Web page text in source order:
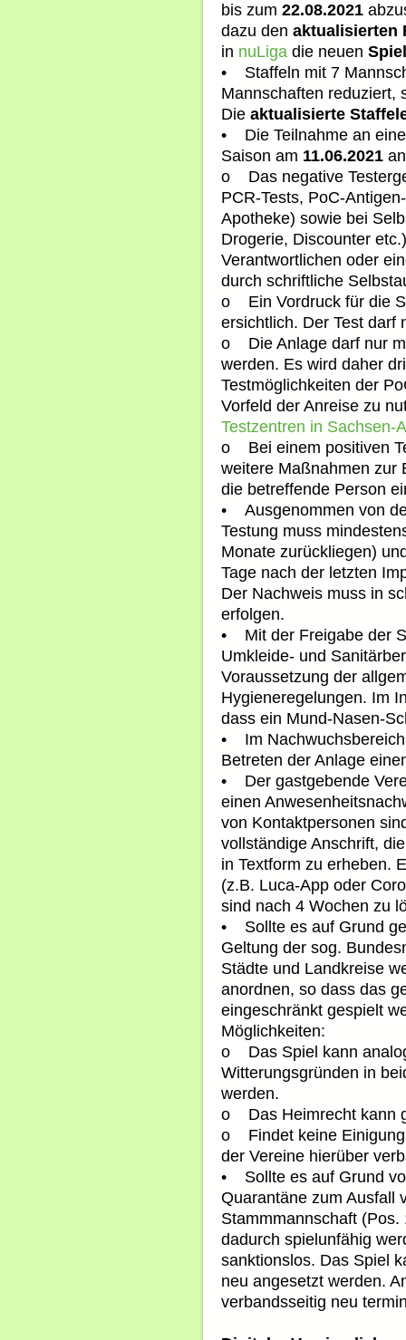
bis zum 22.08.2021
dazu den aktualisierten
in nuLiga die neuen
• Staffeln mit 7
Mannschaften reduziert,
Die aktualisierte
• Die Teilnahme an
Saison am 11.06.2021
o Das negative
PCR-Tests, PoC-
Apotheke) sowie bei
Drogerie, Discounter
Verantwortlichen oder
durch schriftliche
o Ein Vordruck für die
ersichtlich. Der Test darf
o Die Anlage darf nur
werden. Es wird daher
Testmöglichkeiten der
Vorfeld der Anreise zu
Testzentren in Sachsen-
o Bei einem positiven
weitere Maßnahmen zur
die betreffende Person
• Ausgenommen von
Testung muss
Monate zurückliegen)
Tage nach der letzten
Der Nachweis muss in
erfolgen.
• Mit der Freigabe der
Umkleide- und
Voraussetzung der
Hygieneregelungen. Im
dass ein Mund-Nasen-
• Im
Betreten der Anlage
• Der gastgebende
einen
von Kontaktpersonen
vollständige Anschrift,
in Textform zu erheben.
(z.B. Luca-App oder
sind nach 4 Wochen zu
• Sollte es auf Grund
Geltung der sog.
Städte und Landkreise
anordnen, so dass das
eingeschränkt gespielt
Möglichkeiten:
o Das Spiel kann
Witterungsgründen in
werden.
o Das Heimrecht kann
o Findet keine Einigung
der Vereine hierüber
• Sollte es auf Grund
Quarantäne zum Ausfall
Stammmannschaft
dadurch spielunfähig
sanktionslos. Das Spiel
neu angesetzt werden.
verbandsseitig neu